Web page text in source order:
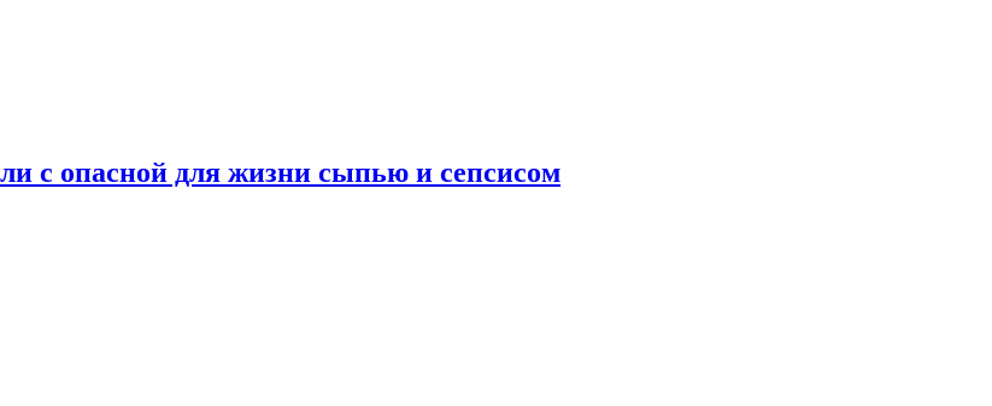
с опасной для жизни сыпью и сепсисом